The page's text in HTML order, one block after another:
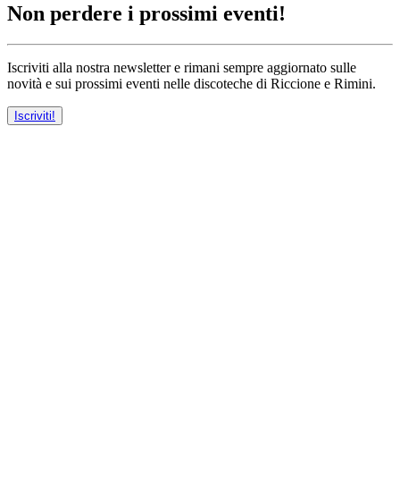
Non perdere i prossimi eventi!
Iscriviti alla nostra newsletter e rimani sempre aggiornato sulle
novità e sui prossimi eventi nelle discoteche di Riccione e Rimini.
Iscriviti!